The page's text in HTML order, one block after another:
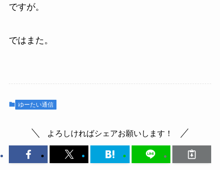
ですが。
ではまた。
ゆーたい通信
よろしければシェアお願いします！